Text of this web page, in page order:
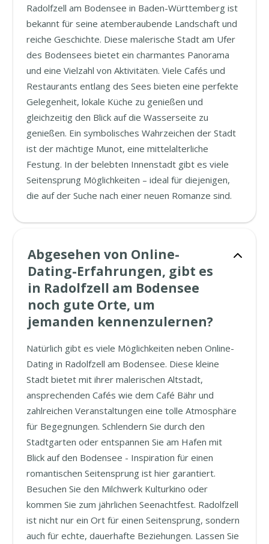
Radolfzell am Bodensee in Baden-Württemberg ist
bekannt für seine atemberaubende Landschaft und
reiche Geschichte. Diese malerische Stadt am Ufer
des Bodensees bietet ein charmantes Panorama
und eine Vielzahl von Aktivitäten. Viele Cafés und
Restaurants entlang des Sees bieten eine perfekte
Gelegenheit, lokale Küche zu genießen und
gleichzeitig den Blick auf die Wasserseite zu
genießen. Ein symbolisches Wahrzeichen der Stadt
ist der mächtige Munot, eine mittelalterliche
Festung. In der belebten Innenstadt gibt es viele
Seitensprung Möglichkeiten – ideal für diejenigen,
die auf der Suche nach einer neuen Romanze sind.
Abgesehen von Online-
Dating-Erfahrungen, gibt es
in Radolfzell am Bodensee
noch gute Orte, um
jemanden kennenzulernen?
Natürlich gibt es viele Möglichkeiten neben Online-
Dating in Radolfzell am Bodensee. Diese kleine
Stadt bietet mit ihrer malerischen Altstadt,
ansprechenden Cafés wie dem Café Bähr und
zahlreichen Veranstaltungen eine tolle Atmosphäre
für Begegnungen. Schlendern Sie durch den
Stadtgarten oder entspannen Sie am Hafen mit
Blick auf den Bodensee - Inspiration für einen
romantischen Seitensprung ist hier garantiert.
Besuchen Sie den Milchwerk Kulturkino oder
kommen Sie zum jährlichen Seenachtfest. Radolfzell
ist nicht nur ein Ort für einen Seitensprung, sondern
auch für echte, dauerhafte Beziehungen. Lassen Sie